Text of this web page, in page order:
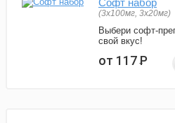
Софт набор
(3x100мг, 3x20мг)
Выбери софт-
свой вкус!
от 117Р